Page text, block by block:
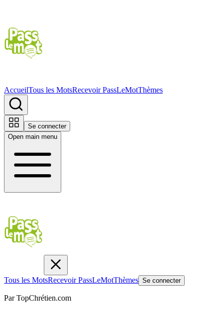
AccueilTous les MotsRecevoir PassLeMotThèmes
Se connecter
Open main menu
Tous les MotsRecevoir PassLeMotThèmes Se connecter
Par TopChrétien.com